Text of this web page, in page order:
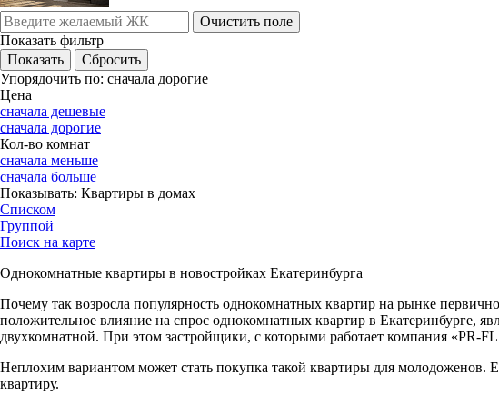
Очистить поле
Показать фильтр
Упорядочить по: сначала дорогие
Цена
сначала дешевые
сначала дорогие
Кол-во комнат
сначала меньше
сначала больше
Показывать: Квартиры в домах
Списком
Группой
Поиск на карте
Однокомнатные квартиры в новостройках Екатеринбурга
Почему так возросла популярность однокомнатных квартир на рынке
положительное влияние на спрос однокомнатных квартир в Екатеринбурге,
двухкомнатной. При этом застройщики, с которыми работает компания «PR-
Неплохим вариантом может стать покупка такой квартиры для
квартиру.